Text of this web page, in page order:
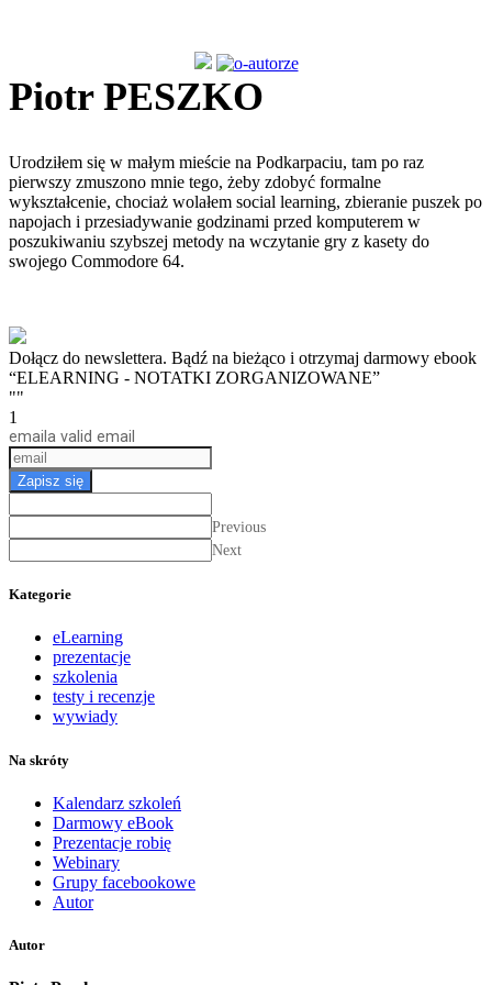
Piotr PESZKO
Urodziłem się w małym mieście na Podkarpaciu, tam po raz
pierwszy zmuszono mnie tego, żeby zdobyć formalne
wykształcenie, chociaż wolałem social learning, zbieranie puszek po
napojach i przesiadywanie godzinami przed komputerem w
poszukiwaniu szybszej metody na wczytanie gry z kasety do
swojego Commodore 64.
Dołącz do newslettera. Bądź na bieżąco i otrzymaj darmowy ebook
“ELEARNING - NOTATKI ZORGANIZOWANE”
""
1
email a valid email
Zapisz się
Previous
Next
Kategorie
eLearning
prezentacje
szkolenia
testy i recenzje
wywiady
Na skróty
Kalendarz szkoleń
Darmowy eBook
Prezentacje robię
Webinary
Grupy facebookowe
Autor
Autor